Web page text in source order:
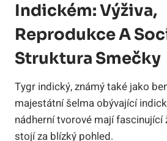
Indickém: Výživa,
Reprodukce A
Struktura Smečky
Tygr indický, známý také jako
majestátní šelma obývající
nádherní tvorové mají fascinující
stojí za blízký pohled.